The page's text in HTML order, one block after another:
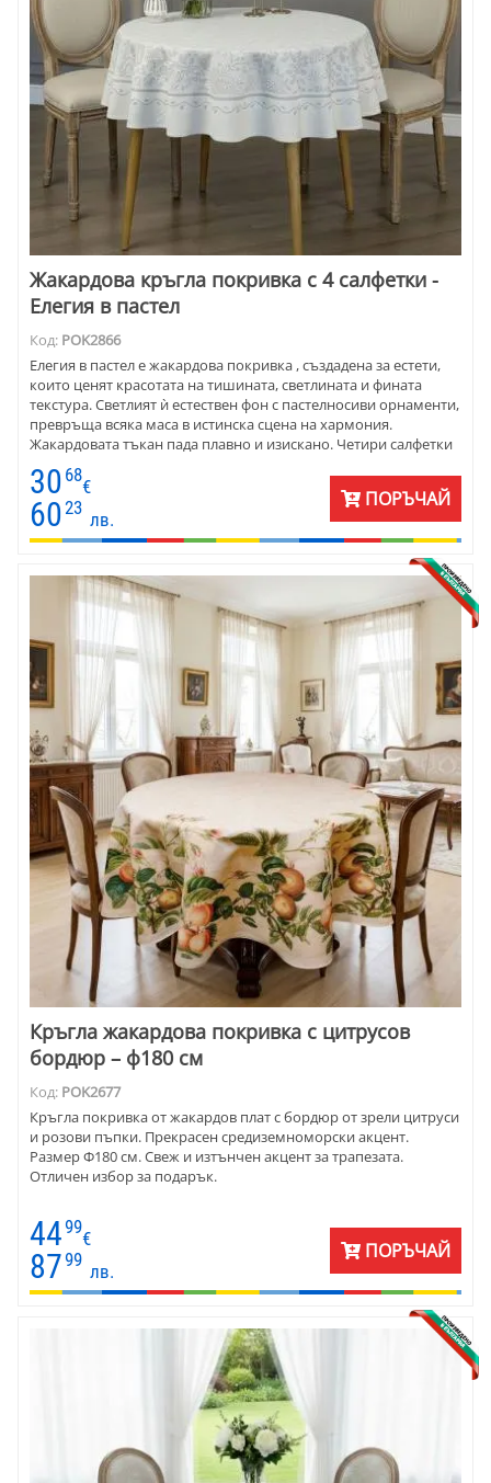
Жакардова кръгла покривка с 4 салфетки -
Елегия в пастел
Код: POK2866
Елегия в пастел е жакардова покривка , създадена за естети,
които ценят красотата на тишината, светлината и фината
текстура. Светлият ѝ естествен фон с пастелносиви орнаменти,
превръща всяка маса в истинска сцена на хармония.
Жакардовата тъкан пада плавно и изискано. Четири салфетки
Ф20 създават завършеност и изтънчен стил. Тази покривка е
подходяща както за ежедневие, така и за специални моменти -
от утринно кафе през уикенда до вечеря на свещи. „Елегия в
пастел“ е покана за спокойствие и елегантност.
30 68
€
6023
лв.
ПОРЪЧАЙ
Кръгла жакардова покривка с цитрусов
бордюр – ф180 см
Код: POK2677
Кръгла покривка от жакардов плат с бордюр от зрели цитруси
и розови пъпки. Прекрасен средиземноморски акцент.
Размер Ф180 см. Свеж и изтънчен акцент за трапезата.
Отличен избор за подарък.
4499
€
8799
лв.
ПОРЪЧАЙ